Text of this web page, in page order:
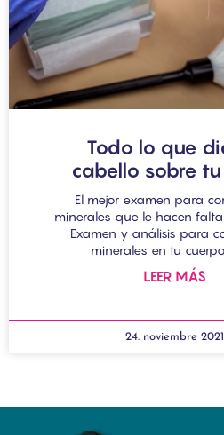
Todo lo que
cabello sobre
El mejor examen para
minerales que le hacen
Examen y análisis para
minerales en tu
LEER MÁS
24. noviembre 2021